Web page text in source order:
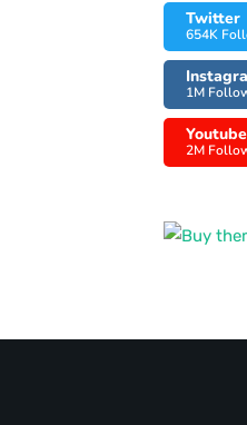
Twitter
654K
1M
Youtube
2M